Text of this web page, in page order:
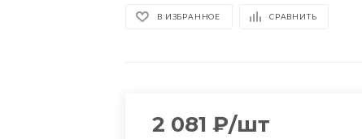
В ИЗБРАННОЕ СРАВНИТЬ
2 081 ₽/шт